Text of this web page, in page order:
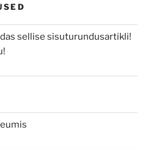
sellise sisuturundusartikli!